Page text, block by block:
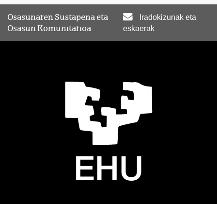
Osasunaren Sustapena eta
Osasun Komunitarioa
Iradokizunak eta
eskaerak